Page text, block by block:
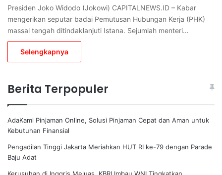
Presiden Joko Widodo (Jokowi) CAPITALNEWS.ID – Kabar
mengerikan seputar badai Pemutusan Hubungan Kerja (PHK)
massal tengah ditindaklanjuti Istana. Sejumlah menteri…
Selengkapnya
Berita Terpopuler
AdaKami Pinjaman Online, Solusi Pinjaman Cepat dan Aman untuk
Kebutuhan Finansial
Pengadilan Tinggi Jakarta Meriahkan HUT RI ke-79 dengan Parade
Baju Adat
Kerusuhan di Inggris Meluas, KBRI Imbau WNI Tingkatkan